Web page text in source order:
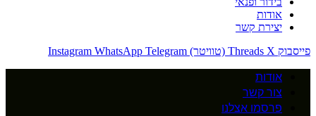
אודות
יצירת קשר
פייסבוק
Threads X (טוויטר) Instagram WhatsApp Telegram
אודות
צור קשר
פרסמו אצלנו